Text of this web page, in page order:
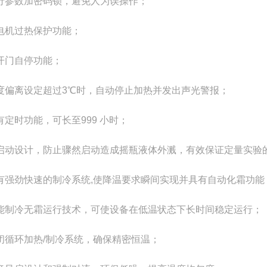
机过热保护功能；
门自停功能；
偏离设定超过3℃时，自动停止加热并发出声光警报；
定时功能，可长至999 小时；
动设计，防止骤然启动造成摇瓶液体外溅，有效保证定量实验
强劲快速的制冷系统,使降温要求瞬间实现并具有自动化霜功能
制冷无霜运行技术，可使设备在低温状态下长时间稳定运行；
循环加热/制冷系统，确保精密恒温 ；